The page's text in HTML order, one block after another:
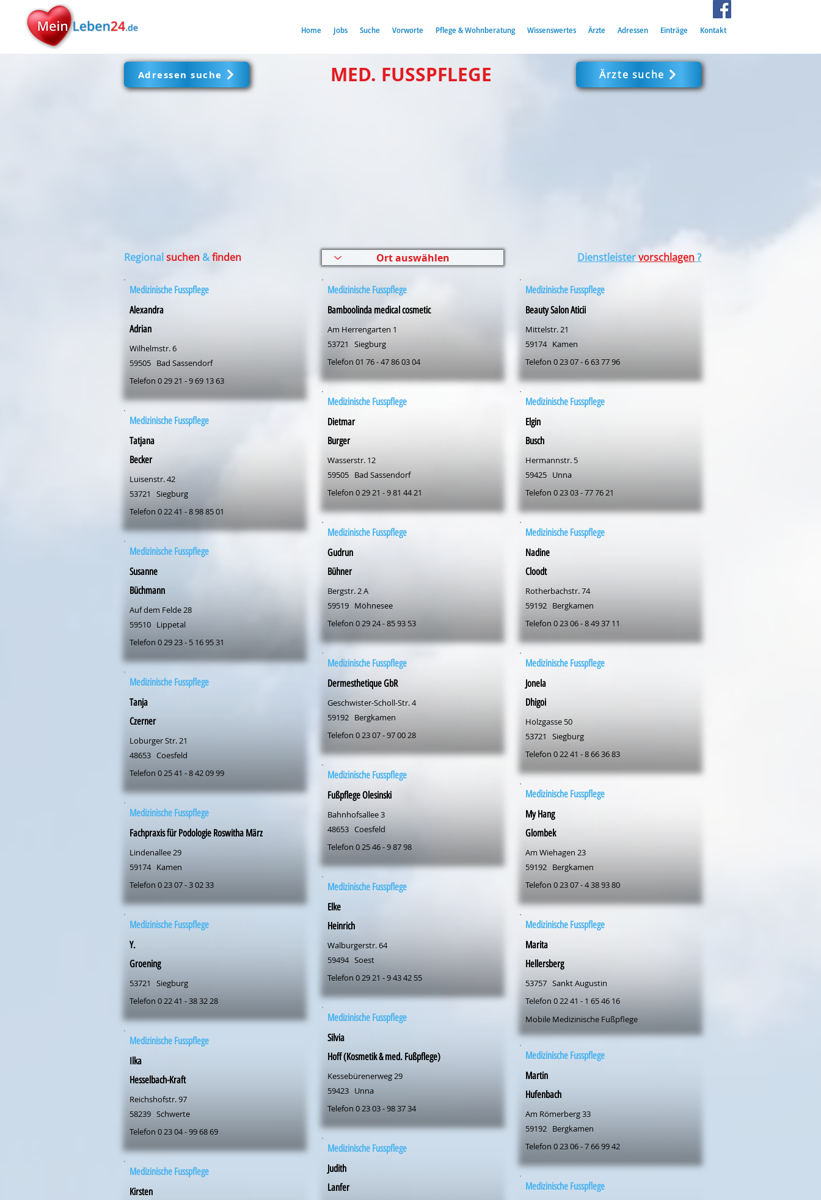
Home Jobs Suche Vorworte Pflege & Wohnberatung Wissenswertes Ärzte Adressen Einträge Kontakt
MED. FUSSPFLEGE Ärzte suche
Adressen suche
Regional suchen &finden Dienstleistervorschlagen?
Medizinische Fusspflege
Alexandra
Adrian
Wilhelmstr. 6
59505 Bad Sassendorf
Telefon 0 29 21 - 9 69 13 63
Medizinische Fusspflege
Tatjana
Becker
Luisenstr. 42
53721
Siegburg
Telefon 0 22 41 - 8 98 85 01
Medizinische Fusspflege
Susanne
Büchmann
Auf dem Felde 28
59510 Lippetal
Telefon 0 29 23 - 5 16 95 31
Medizinische Fusspflege
Tanja
Czerner
Loburger Str. 21
48653 Coesfeld
Telefon 0 25 41 - 8 42 09 99
Medizinische Fusspflege
Fachpraxis für Podologie Roswitha März
Lindenallee 29
59174 Kamen
Telefon 0 23 07 - 3 02 33
Medizinische Fusspflege
Y.
Groening
53721
Siegburg
Telefon 0 22 41 - 38 32 28
Medizinische Fusspflege
Ilka
Hesselbach-Kraft
Reichshofstr. 97
58239 Schwerte
Telefon 0 23 04 - 99 68 69
Medizinische Fusspflege
Kirsten
Medizinische Fusspflege
Bamboolinda medical cosmetic
Am Herrengarten 1
53721
Siegburg
Telefon 01 76 - 47 86 03 04
Medizinische Fusspflege
Dietmar
Burger
Wasserstr. 12
59505 Bad Sassendorf
Telefon 0 29 21 - 9 81 44 21
Medizinische Fusspflege
Gudrun
Bühner
Bergstr. 2 A
59519 Möhnesee
Telefon 0 29 24 - 85 93 53
Medizinische Fusspflege
Dermesthetique GbR
Geschwister-Scholl-Str. 4
59192 Bergkamen
Telefon 0 23 07 - 97 00 28
Medizinische Fusspflege
Fußpflege Olesinski
Bahnhofsallee 3
48653 Coesfeld
Telefon 0 25 46 - 9 87 98
Medizinische Fusspflege
Elke
Heinrich
Walburgerstr. 64
59494 Soest
Telefon 0 29 21 - 9 43 42 55
Medizinische Fusspflege
Silvia
Hoff (Kosmetik & med. Fußpflege)
Kessebürenerweg 29
59423 Unna
Telefon 0 23 03 - 98 37 34
Medizinische Fusspflege
Judith
Lanfer
Medizinische Fusspflege
Beauty Salon Aticii
Mittelstr. 21
59174 Kamen
Telefon 0 23 07 - 6 63 77 96
Medizinische Fusspflege
Elgin
Busch
Hermannstr. 5
59425 Unna
Telefon 0 23 03 - 77 76 21
Medizinische Fusspflege
Nadine
Cloodt
Rotherbachstr. 74
59192 Bergkamen
Telefon 0 23 06 - 8 49 37 11
Medizinische Fusspflege
Jonela
Dhigoi
Holzgasse 50
53721
Siegburg
Telefon 0 22 41 - 8 66 36 83
Medizinische Fusspflege
My Hang
Glombek
Am Wiehagen 23
59192 Bergkamen
Telefon 0 23 07 - 4 38 93 80
Medizinische Fusspflege
Marita
Hellersberg
53757 Sankt Augustin
Telefon 0 22 41 - 1 65 46 16
Mobile Medizinische Fußpflege
Medizinische Fusspflege
Martin
Hufenbach
Am Römerberg 33
59192 Bergkamen
Telefon 0 23 06 - 7 66 99 42
Medizinische Fusspflege